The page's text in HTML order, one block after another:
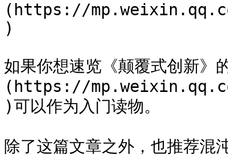
(https://
)
如果你想速览《颠覆式创新
(https://
)可以作为入门读物。
除了这篇文章之外，也推荐混